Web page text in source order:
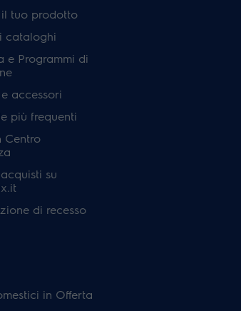
il tuo prodotto
cataloghi
e Programmi di
accessori
più frequenti
Centro
su
di recesso
in Offerta